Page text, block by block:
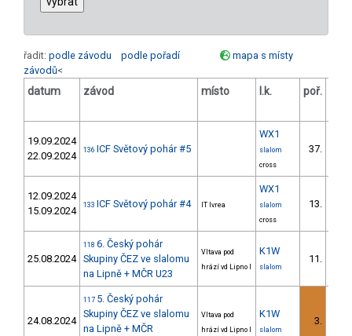
řadit: podle závodu podle pořadí
mapa s místy
závodů<
datum závod místo l.k. poř.
19.09.2024
22.09.2024
136 ICF Světový pohár #5
WX1
slalom
cross
37.
12.09.2024
15.09.2024
133 ICF Světový pohár #4 IT Ivrea
WX1
slalom
cross
13.
25.08.2024
118 6. Český pohár
Skupiny ČEZ ve slalomu
na Lipně + MČR U23
Vltava pod
hrází vd Lipno I
K1W
slalom
11.
24.08.2024
117 5. Český pohár
Skupiny ČEZ ve slalomu
na Lipně + MČR
Vltava pod
hrází vd Lipno I
K1W
slalom
3.